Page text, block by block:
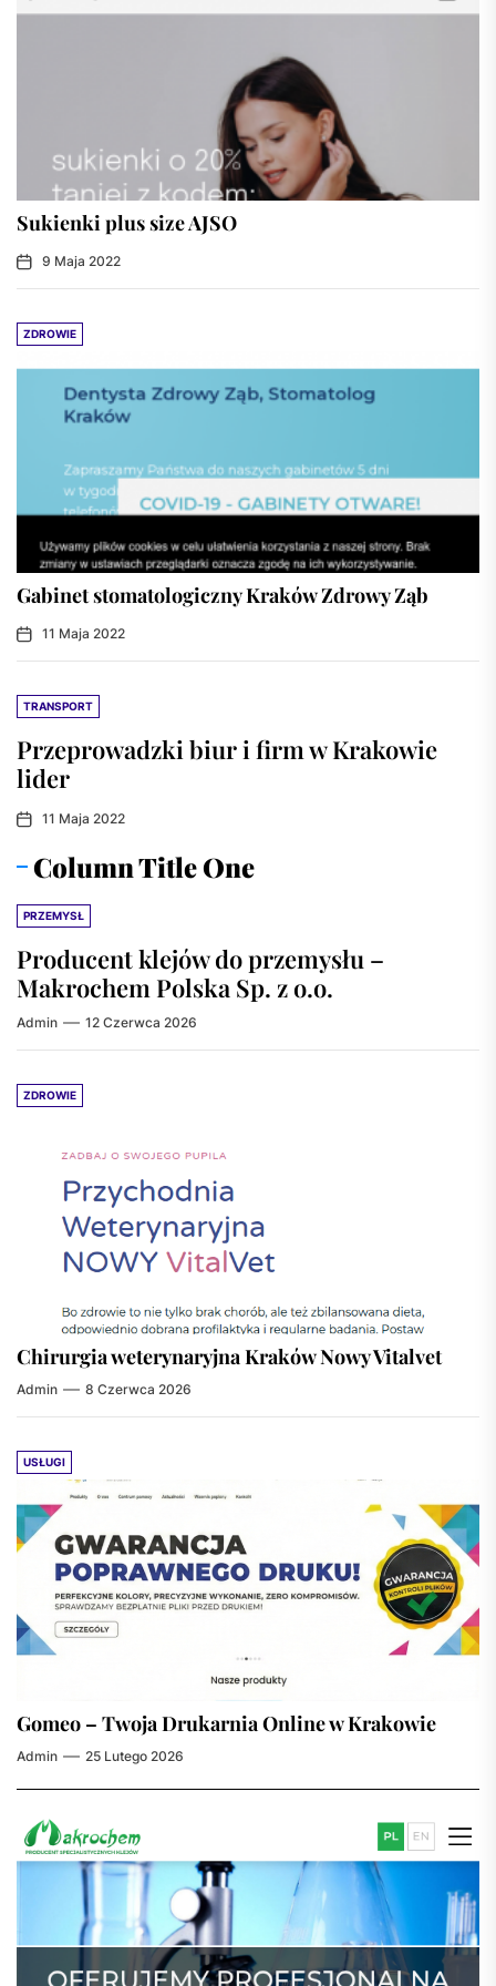
Sukienki plus size AJSO
9 Maja 2022
ZDROWIE
Gabinet stomatologiczny Kraków Zdrowy Ząb
11 Maja 2022
TRANSPORT
Przeprowadzki biur i firm w Krakowie
lider
11 Maja 2022
Column Title One
PRZEMYSŁ
Producent klejów do przemysłu –
Makrochem Polska Sp. z o.o.
Admin 12 Czerwca 2026
ZDROWIE
Chirurgia weterynaryjna Kraków Nowy Vitalvet
Admin 8 Czerwca 2026
USŁUGI
Gomeo – Twoja Drukarnia Online w Krakowie
Admin 25 Lutego 2026